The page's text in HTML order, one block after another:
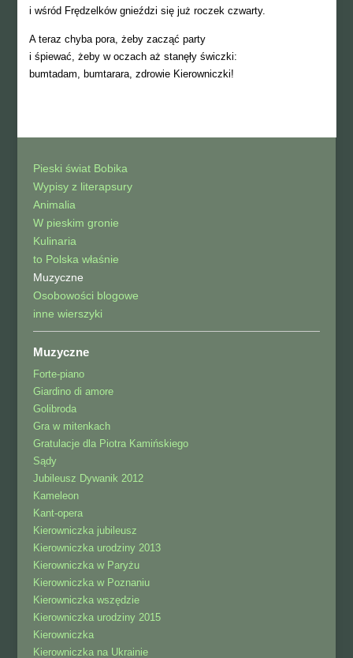
i wśród Frędzelków gnieździ się już roczek czwarty.
A teraz chyba pora, żeby zacząć party
i śpiewać, żeby w oczach aż stanęły świczki:
bumtadam, bumtarara, zdrowie Kierowniczki!
Pieski świat Bobika
Wypisy z literapsury
Animalia
W pieskim gronie
Kulinaria
to Polska właśnie
Muzyczne
Osobowości blogowe
inne wierszyki
Muzyczne
Forte-piano
Giardino di amore
Golibroda
Gra w mitenkach
Gratulacje dla Piotra Kamińskiego
Sądy
Jubileusz Dywanik 2012
Kameleon
Kant-opera
Kierowniczka jubileusz
Kierowniczka urodziny 2013
Kierowniczka w Paryżu
Kierowniczka w Poznaniu
Kierowniczka wszędzie
Kierowniczka urodziny 2015
Kierowniczka
Kierowniczka na Ukrainie